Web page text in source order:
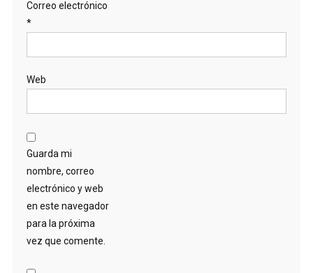
Correo electrónico
*
Web
Guarda mi
nombre, correo
electrónico y web
en este navegador
para la próxima
vez que comente.